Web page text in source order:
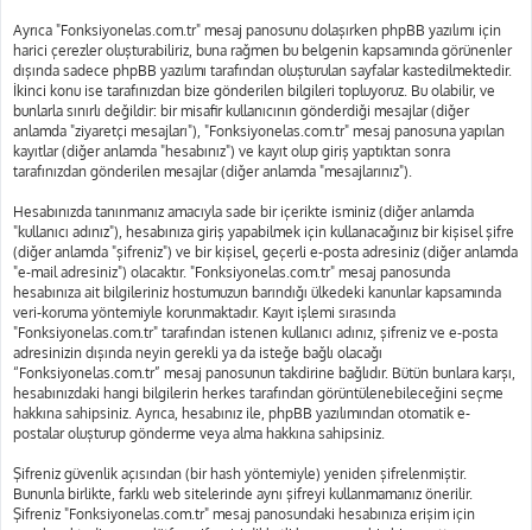
Ayrıca "Fonksiyonelas.com.tr" mesaj panosunu dolaşırken phpBB yazılımı için
harici çerezler oluşturabiliriz, buna rağmen bu belgenin kapsamında görünenler
dışında sadece phpBB yazılımı tarafından oluşturulan sayfalar kastedilmektedir.
İkinci konu ise tarafınızdan bize gönderilen bilgileri topluyoruz. Bu olabilir, ve
bunlarla sınırlı değildir: bir misafir kullanıcının gönderdiği mesajlar (diğer
anlamda "ziyaretçi mesajları"), "Fonksiyonelas.com.tr" mesaj panosuna yapılan
kayıtlar (diğer anlamda "hesabınız") ve kayıt olup giriş yaptıktan sonra
tarafınızdan gönderilen mesajlar (diğer anlamda "mesajlarınız").
Hesabınızda tanınmanız amacıyla sade bir içerikte isminiz (diğer anlamda
"kullanıcı adınız"), hesabınıza giriş yapabilmek için kullanacağınız bir kişisel şifre
(diğer anlamda "şifreniz") ve bir kişisel, geçerli e-posta adresiniz (diğer anlamda
"e-mail adresiniz") olacaktır. "Fonksiyonelas.com.tr" mesaj panosunda
hesabınıza ait bilgileriniz hostumuzun barındığı ülkedeki kanunlar kapsamında
veri-koruma yöntemiyle korunmaktadır. Kayıt işlemi sırasında
"Fonksiyonelas.com.tr" tarafından istenen kullanıcı adınız, şifreniz ve e-posta
adresinizin dışında neyin gerekli ya da isteğe bağlı olacağı
“Fonksiyonelas.com.tr” mesaj panosunun takdirine bağlıdır. Bütün bunlara karşı,
hesabınızdaki hangi bilgilerin herkes tarafından görüntülenebileceğini seçme
hakkına sahipsiniz. Ayrıca, hesabınız ile, phpBB yazılımından otomatik e-
postalar oluşturup gönderme veya alma hakkına sahipsiniz.
Şifreniz güvenlik açısından (bir hash yöntemiyle) yeniden şifrelenmiştir.
Bununla birlikte, farklı web sitelerinde aynı şifreyi kullanmamanız önerilir.
Şifreniz "Fonksiyonelas.com.tr" mesaj panosundaki hesabınıza erişim için